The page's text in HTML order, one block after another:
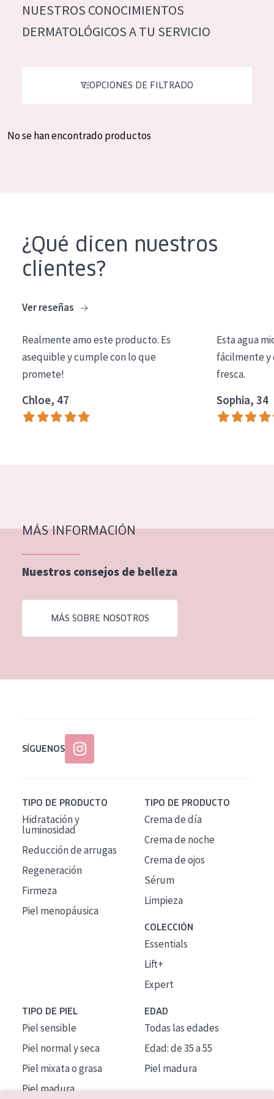
Hidratación y luminosidad
Reducción de arrugas
TIPO DE PRODUCTO
Limpieza
Essentials
Lift+
Expert
Piel sensible
Piel menopáusica
Edad: de 35 a 55
Piel madura
German
Spanish
NUESTROS CONOCIMIENTOS
DERMATOLÓGICOS A TU SERVICIO
OPCIONES DE FILTRADO
No se han encontrado productos
¿Qué dicen nuestros
clientes?
Ver reseñas
Realmente amo este producto. Es
asequible y cumple con lo que
promete!
Chloe, 47
Esta agua
fácilmente y
fresca.
Sophia, 34
MÁS INFORMACIÓN
Nuestros consejos de belleza
MÁS SOBRE NOSOTROS
SÍGUENOS
TIPO DE PRODUCTO
Hidratación y
luminosidad
Reducción de arrugas
Regeneración
Firmeza
Piel menopáusica
TIPO DE PRODUCTO
Crema de día
Crema de noche
Crema de ojos
Sérum
Limpieza
COLECCIÓN
Essentials
Lift+
Expert
TIPO DE PIEL
Piel sensible
Piel normal y seca
Piel mixata o grasa
Piel madura
EDAD
Todas las edades
Edad: de 35 a 55
Piel madura